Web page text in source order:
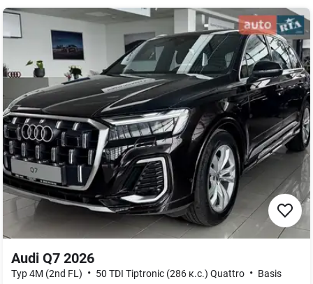
Audi Q7 2026
Typ 4M (2nd FL) • 50 TDI Tiptronic (286 к.с.) Quattro • Basis